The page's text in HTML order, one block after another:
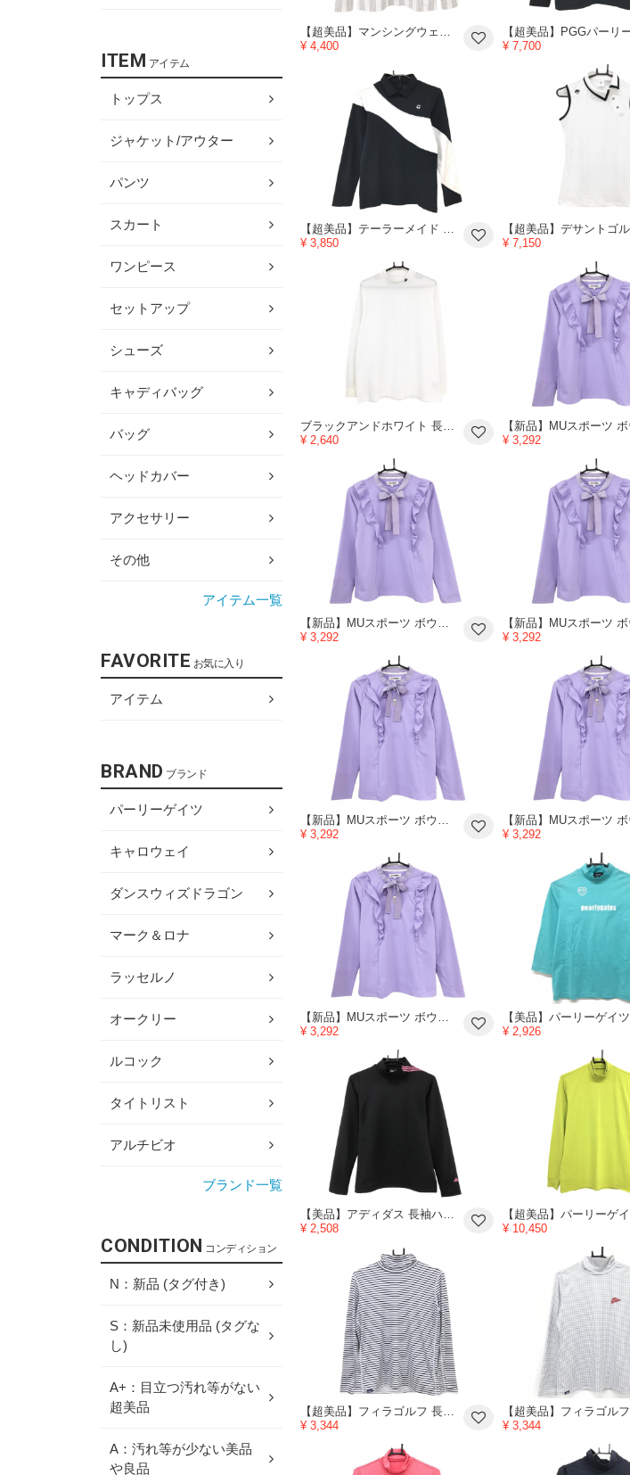
¥ 4,400
¥ 7,700
¥ 3,850
¥ 7,150
ブラックアンドホワイト 長袖ハイネックシャツ 白 メッシュ生地 ロゴワッペン メンズ LL ゴルフウェア Black＆White
¥ 2,640
¥ 3,292
¥ 3,292
¥ 3,292
¥ 3,292
¥ 3,292
¥ 3,292
¥ 2,926
¥ 2,508
¥ 10,450
【超美品】フィラゴルフ 長袖ハイネックシャツ 白×ネイビー ボーダー レディース LL ゴルフウェア FILA GOLF
¥ 3,344
¥ 3,344
ITEM アイテム
トップス
ジャケット/アウター
パンツ
スカート
ワンピース
セットアップ
シューズ
キャディバッグ
バッグ
ヘッドカバー
アクセサリー
その他
アイテム一覧
FAVORITE お気に入り
アイテム
BRAND ブランド
パーリーゲイツ
キャロウェイ
ダンスウィズドラゴン
マーク＆ロナ
ラッセルノ
オークリー
ルコック
タイトリスト
アルチビオ
ブランド一覧
CONDITION コンディション
N：新品 (タグ付き)
S：新品未使用品 (タグな
し)
A+：目立つ汚れ等がない
超美品
A：汚れ等が少ない美品
や良品